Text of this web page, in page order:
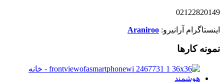
02122820149
اینستاگرام آرانیرو: Araniroo
نمونه کارها